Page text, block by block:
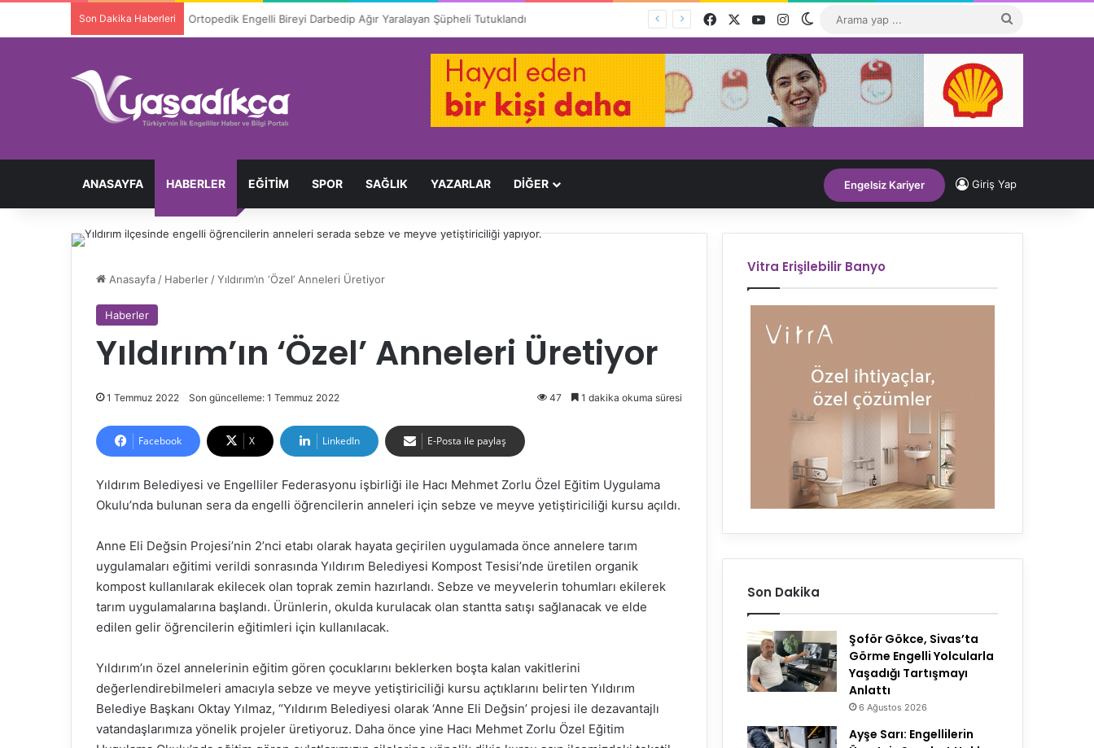
Son Dakika Haberleri Ortopedik Engelli Bireyi Darbedip Ağır Yaralayan Şüpheli Tutuklandı Facebook YouTubeInstagramDış görünümü değiştir
...
ANASAYFA HABERLER EĞITIM SPOR SAĞLIK YAZARLAR DİĞER Engelsiz Kariyer Giriş Yap
Anasayfa / Haberler /Yıldırım’ın ‘Özel’ Anneleri Üretiyor
Haberler
Yıldırım’ın ‘Özel’ Anneleri Üretiyor
1 Temmuz 2022 Son güncelleme: 1 Temmuz 2022 47 1 dakika okuma süresi
Facebook X LinkedIn E-Posta ile paylaş
Yıldırım Belediyesi ve Engelliler Federasyonu işbirliği ile Hacı Mehmet Zorlu Özel Eğitim Uygulama
Okulu’nda bulunan sera da engelli öğrencilerin anneleri için sebze ve meyve yetiştiriciliği kursu açıldı.
Anne Eli Değsin Projesi’nin 2’nci etabı olarak hayata geçirilen uygulamada önce annelere tarım
uygulamaları eğitimi verildi sonrasında Yıldırım Belediyesi Kompost Tesisi’nde üretilen organik
kompost kullanılarak ekilecek olan toprak zemin hazırlandı. Sebze ve meyvelerin tohumları ekilerek
tarım uygulamalarına başlandı. Ürünlerin, okulda kurulacak olan stantta satışı sağlanacak ve elde
edilen gelir öğrencilerin eğitimleri için kullanılacak.
Yıldırım’ın özel annelerinin eğitim gören çocuklarını beklerken boşta kalan vakitlerini
değerlendirebilmeleri amacıyla sebze ve meyve yetiştiriciliği kursu açtıklarını belirten Yıldırım
Belediye Başkanı Oktay Yılmaz, “Yıldırım Belediyesi olarak ‘Anne Eli Değsin’ projesi ile dezavantajlı
vatandaşlarımıza yönelik projeler üretiyoruz. Daha önce yine Hacı Mehmet Zorlu Özel Eğitim
Vitra Erişilebilir Banyo
Son Dakika
Şoför Gökce, Sivas’ta
Görme Engelli Yolcularla
Yaşadığı Tartışmayı
Anlattı
6 Ağustos 2026
Ayşe Sarı: Engellilerin